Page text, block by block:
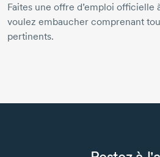
Faites une offre d’emploi officielle
voulez embaucher comprenant
pertinents.